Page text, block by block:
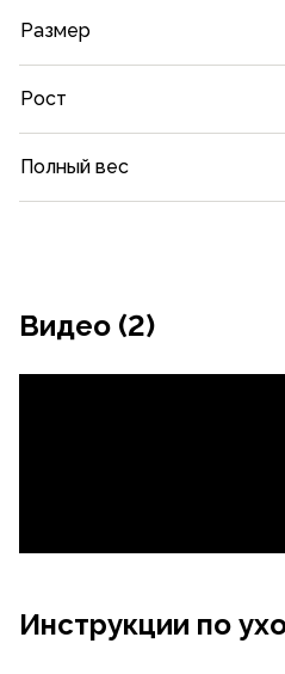
Инструкции по
Видео (2)
Размер
Рост
Полный вес